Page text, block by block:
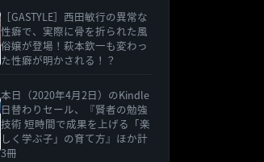
［GASTYLE］西田敏行の異常な
性癖で、実際に骨を折られた風
俗嬢が登場！萩本欽一も変わっ
た性癖が明かされる！？
本日（2020年4月2日）のKindle
日替わりセール、『賢者の勉強
技術 短時間で成果を上げる「楽
しく学ぶ子」の育て方』ほか計
3冊